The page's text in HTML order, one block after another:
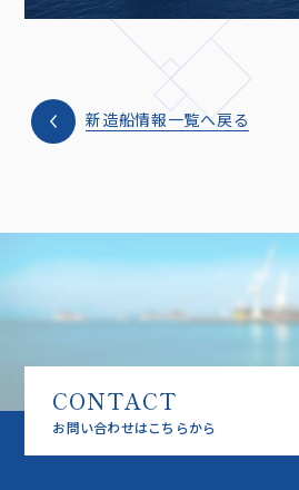
新造船情報一覧へ戻る
CONTACT
お問い合わせはこちらから